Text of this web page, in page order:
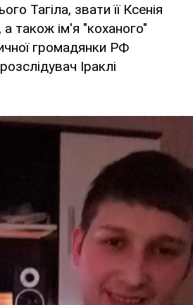
Тагіла, звати її Ксенія
а також ім'я "коханого"
громадянки РФ
Іраклі